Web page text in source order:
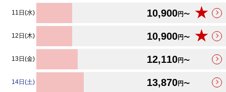
11日(水) 10,900円〜 ★
12日(木) 10,900円〜 ★
13日(金) 12,110円〜
14日(土) 13,870円〜